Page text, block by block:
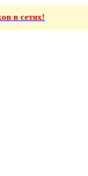
в сетях!